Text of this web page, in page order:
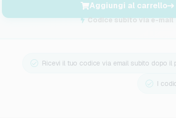
Aggiungi al carrello
Codice subito via e-mail
Ricevi il tuo codice via email subito dopo il
I